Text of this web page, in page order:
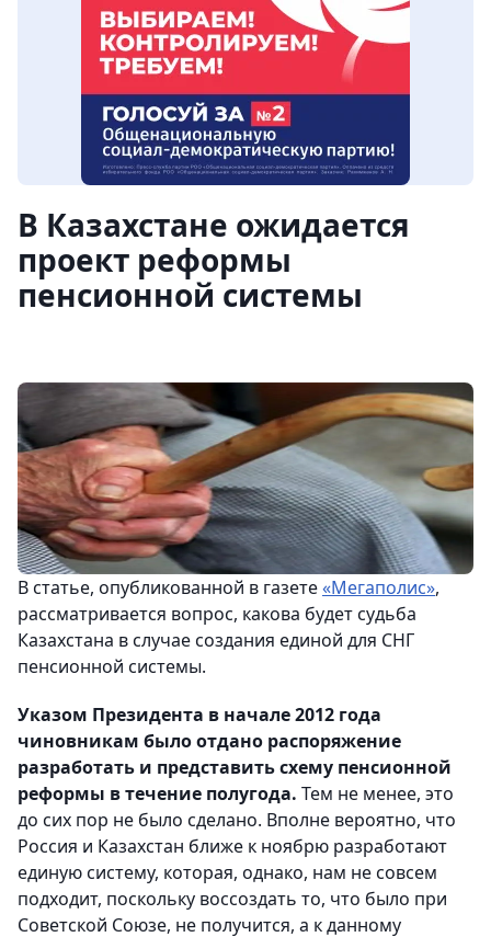
В Казахстане ожидается
проект реформы
пенсионной системы
В статье, опубликованной в газете«Мегаполис»,
рассматривается вопрос, какова будет судьба
Казахстана в случае создания единой для СНГ
пенсионной системы.
Указом Президента в начале 2012 года
чиновникам было отдано распоряжение
разработать и представить схему пенсионной
реформы в течение полугода. Тем не менее, это
до сих пор не было сделано. Вполне вероятно, что
Россия и Казахстан ближе к ноябрю разработают
единую систему, которая, однако, нам не совсем
подходит, поскольку воссоздать то, что было при
Советской Союзе, не получится, а к данному